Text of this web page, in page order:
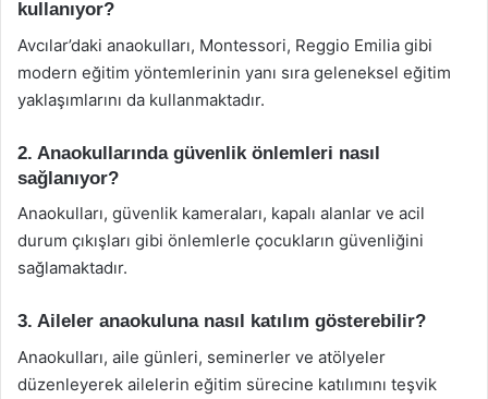
kullanıyor?
Avcılar’daki anaokulları, Montessori, Reggio Emilia gibi
modern eğitim yöntemlerinin yanı sıra geleneksel eğitim
yaklaşımlarını da kullanmaktadır.
2. Anaokullarında güvenlik önlemleri nasıl
sağlanıyor?
Anaokulları, güvenlik kameraları, kapalı alanlar ve acil
durum çıkışları gibi önlemlerle çocukların güvenliğini
sağlamaktadır.
3. Aileler anaokuluna nasıl katılım gösterebilir?
Anaokulları, aile günleri, seminerler ve atölyeler
düzenleyerek ailelerin eğitim sürecine katılımını teşvik